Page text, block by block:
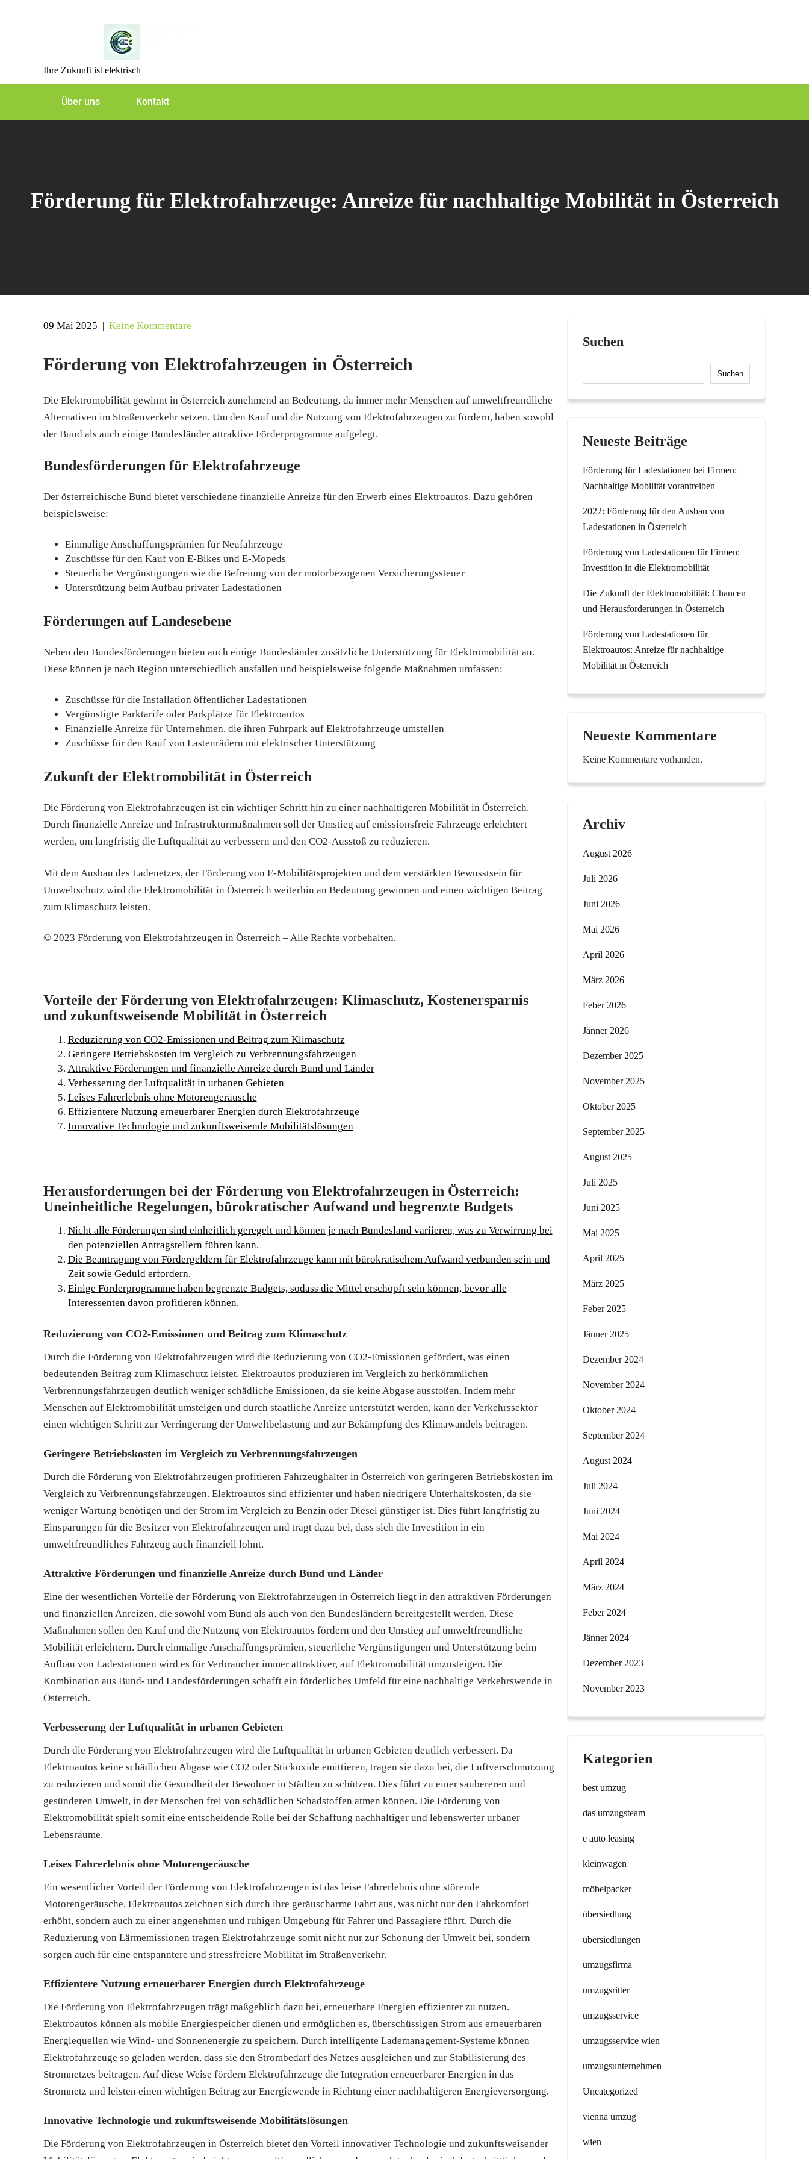
Ihre Zukunft ist elektrisch
Über uns Kontakt
Förderung für Elektrofahrzeuge: Anreize für nachhaltige Mobilität in Österreich
09 Mai 2025 | Keine Kommentare
Förderung von Elektrofahrzeugen in Österreich
Die Elektromobilität gewinnt in Österreich zunehmend an Bedeutung, da immer mehr Menschen auf umweltfreundliche
Alternativen im Straßenverkehr setzen. Um den Kauf und die Nutzung von Elektrofahrzeugen zu fördern, haben sowohl
der Bund als auch einige Bundesländer attraktive Förderprogramme aufgelegt.
Bundesförderungen für Elektrofahrzeuge
Der österreichische Bund bietet verschiedene finanzielle Anreize für den Erwerb eines Elektroautos. Dazu gehören
beispielsweise:
Einmalige Anschaffungsprämien für Neufahrzeuge
Zuschüsse für den Kauf von E-Bikes und E-Mopeds
Steuerliche Vergünstigungen wie die Befreiung von der motorbezogenen Versicherungssteuer
Unterstützung beim Aufbau privater Ladestationen
Förderungen auf Landesebene
Neben den Bundesförderungen bieten auch einige Bundesländer zusätzliche Unterstützung für Elektromobilität an.
Diese können je nach Region unterschiedlich ausfallen und beispielsweise folgende Maßnahmen umfassen:
Zuschüsse für die Installation öffentlicher Ladestationen
Vergünstigte Parktarife oder Parkplätze für Elektroautos
Finanzielle Anreize für Unternehmen, die ihren Fuhrpark auf Elektrofahrzeuge umstellen
Zuschüsse für den Kauf von Lastenrädern mit elektrischer Unterstützung
Zukunft der Elektromobilität in Österreich
Die Förderung von Elektrofahrzeugen ist ein wichtiger Schritt hin zu einer nachhaltigeren Mobilität in Österreich.
Durch finanzielle Anreize und Infrastrukturmaßnahmen soll der Umstieg auf emissionsfreie Fahrzeuge erleichtert
werden, um langfristig die Luftqualität zu verbessern und den CO2-Ausstoß zu reduzieren.
Mit dem Ausbau des Ladenetzes, der Förderung von E-Mobilitätsprojekten und dem verstärkten Bewusstsein für
Umweltschutz wird die Elektromobilität in Österreich weiterhin an Bedeutung gewinnen und einen wichtigen Beitrag
zum Klimaschutz leisten.
© 2023 Förderung von Elektrofahrzeugen in Österreich – Alle Rechte vorbehalten.
Vorteile der Förderung von Elektrofahrzeugen: Klimaschutz, Kostenersparnis
und zukunftsweisende Mobilität in Österreich
Reduzierung von CO2-Emissionen und Beitrag zum Klimaschutz
Geringere Betriebskosten im Vergleich zu Verbrennungsfahrzeugen
Attraktive Förderungen und finanzielle Anreize durch Bund und Länder
Verbesserung der Luftqualität in urbanen Gebieten
Leises Fahrerlebnis ohne Motorengeräusche
Effizientere Nutzung erneuerbarer Energien durch Elektrofahrzeuge
Innovative Technologie und zukunftsweisende Mobilitätslösungen
Herausforderungen bei der Förderung von Elektrofahrzeugen in Österreich:
Uneinheitliche Regelungen, bürokratischer Aufwand und begrenzte Budgets
Nicht alle Förderungen sind einheitlich geregelt und können je nach Bundesland variieren, was zu Verwirrung bei
den potenziellen Antragstellern führen kann.
Die Beantragung von Fördergeldern für Elektrofahrzeuge kann mit bürokratischem Aufwand verbunden sein und
Zeit sowie Geduld erfordern.
Einige Förderprogramme haben begrenzte Budgets, sodass die Mittel erschöpft sein können, bevor alle
Interessenten davon profitieren können.
Reduzierung von CO2-Emissionen und Beitrag zum Klimaschutz
Durch die Förderung von Elektrofahrzeugen wird die Reduzierung von CO2-Emissionen gefördert, was einen
bedeutenden Beitrag zum Klimaschutz leistet. Elektroautos produzieren im Vergleich zu herkömmlichen
Verbrennungsfahrzeugen deutlich weniger schädliche Emissionen, da sie keine Abgase ausstoßen. Indem mehr
Menschen auf Elektromobilität umsteigen und durch staatliche Anreize unterstützt werden, kann der Verkehrssektor
einen wichtigen Schritt zur Verringerung der Umweltbelastung und zur Bekämpfung des Klimawandels beitragen.
Geringere Betriebskosten im Vergleich zu Verbrennungsfahrzeugen
Durch die Förderung von Elektrofahrzeugen profitieren Fahrzeughalter in Österreich von geringeren Betriebskosten im
Vergleich zu Verbrennungsfahrzeugen. Elektroautos sind effizienter und haben niedrigere Unterhaltskosten, da sie
weniger Wartung benötigen und der Strom im Vergleich zu Benzin oder Diesel günstiger ist. Dies führt langfristig zu
Einsparungen für die Besitzer von Elektrofahrzeugen und trägt dazu bei, dass sich die Investition in ein
umweltfreundliches Fahrzeug auch finanziell lohnt.
Attraktive Förderungen und finanzielle Anreize durch Bund und Länder
Eine der wesentlichen Vorteile der Förderung von Elektrofahrzeugen in Österreich liegt in den attraktiven Förderungen
und finanziellen Anreizen, die sowohl vom Bund als auch von den Bundesländern bereitgestellt werden. Diese
Maßnahmen sollen den Kauf und die Nutzung von Elektroautos fördern und den Umstieg auf umweltfreundliche
Mobilität erleichtern. Durch einmalige Anschaffungsprämien, steuerliche Vergünstigungen und Unterstützung beim
Aufbau von Ladestationen wird es für Verbraucher immer attraktiver, auf Elektromobilität umzusteigen. Die
Kombination aus Bund- und Landesförderungen schafft ein förderliches Umfeld für eine nachhaltige Verkehrswende in
Österreich.
Verbesserung der Luftqualität in urbanen Gebieten
Durch die Förderung von Elektrofahrzeugen wird die Luftqualität in urbanen Gebieten deutlich verbessert. Da
Elektroautos keine schädlichen Abgase wie CO2 oder Stickoxide emittieren, tragen sie dazu bei, die Luftverschmutzung
zu reduzieren und somit die Gesundheit der Bewohner in Städten zu schützen. Dies führt zu einer saubereren und
gesünderen Umwelt, in der Menschen frei von schädlichen Schadstoffen atmen können. Die Förderung von
Elektromobilität spielt somit eine entscheidende Rolle bei der Schaffung nachhaltiger und lebenswerter urbaner
Lebensräume.
Leises Fahrerlebnis ohne Motorengeräusche
Ein wesentlicher Vorteil der Förderung von Elektrofahrzeugen ist das leise Fahrerlebnis ohne störende
Motorengeräusche. Elektroautos zeichnen sich durch ihre geräuscharme Fahrt aus, was nicht nur den Fahrkomfort
erhöht, sondern auch zu einer angenehmen und ruhigen Umgebung für Fahrer und Passagiere führt. Durch die
Reduzierung von Lärmemissionen tragen Elektrofahrzeuge somit nicht nur zur Schonung der Umwelt bei, sondern
sorgen auch für eine entspanntere und stressfreiere Mobilität im Straßenverkehr.
Effizientere Nutzung erneuerbarer Energien durch Elektrofahrzeuge
Die Förderung von Elektrofahrzeugen trägt maßgeblich dazu bei, erneuerbare Energien effizienter zu nutzen.
Elektroautos können als mobile Energiespeicher dienen und ermöglichen es, überschüssigen Strom aus erneuerbaren
Energiequellen wie Wind- und Sonnenenergie zu speichern. Durch intelligente Lademanagement-Systeme können
Elektrofahrzeuge so geladen werden, dass sie den Strombedarf des Netzes ausgleichen und zur Stabilisierung des
Stromnetzes beitragen. Auf diese Weise fördern Elektrofahrzeuge die Integration erneuerbarer Energien in das
Stromnetz und leisten einen wichtigen Beitrag zur Energiewende in Richtung einer nachhaltigeren Energieversorgung.
Innovative Technologie und zukunftsweisende Mobilitätslösungen
Die Förderung von Elektrofahrzeugen in Österreich bietet den Vorteil innovativer Technologie und zukunftsweisender
Suchen
Suchen
Neueste Beiträge
Förderung für Ladestationen bei Firmen:
Nachhaltige Mobilität vorantreiben
2022: Förderung für den Ausbau von
Ladestationen in Österreich
Förderung von Ladestationen für Firmen:
Investition in die Elektromobilität
Die Zukunft der Elektromobilität: Chancen
und Herausforderungen in Österreich
Förderung von Ladestationen für
Elektroautos: Anreize für nachhaltige
Mobilität in Österreich
Neueste Kommentare
Keine Kommentare vorhanden.
Archiv
August 2026
Juli 2026
Juni 2026
Mai 2026
April 2026
März 2026
Feber 2026
Jänner 2026
Dezember 2025
November 2025
Oktober 2025
September 2025
August 2025
Juli 2025
Juni 2025
Mai 2025
April 2025
März 2025
Feber 2025
Jänner 2025
Dezember 2024
November 2024
Oktober 2024
September 2024
August 2024
Juli 2024
Juni 2024
Mai 2024
April 2024
März 2024
Feber 2024
Jänner 2024
Dezember 2023
November 2023
Kategorien
best umzug
das umzugsteam
e auto leasing
kleinwagen
möbelpacker
übersiedlung
übersiedlungen
umzugsfirma
umzugsritter
umzugsservice
umzugsservice wien
umzugsunternehmen
Uncategorized
vienna umzug
wien